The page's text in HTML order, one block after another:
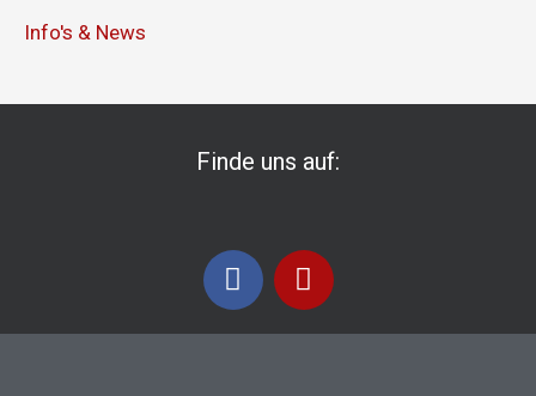
Info's & News
Finde uns auf:
F
a
I
n